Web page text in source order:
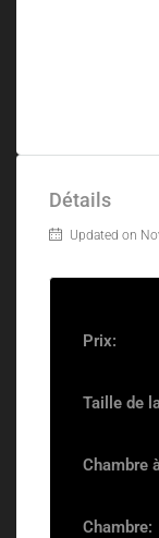
Détails
Updated on
Prix:
Taille de
Chambre
Chambre: